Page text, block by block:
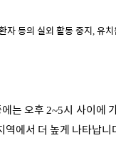
자 등의 실외 활동 중지, 유치
는 오후2~5시 사이에
역에서 더 높게 나타납니